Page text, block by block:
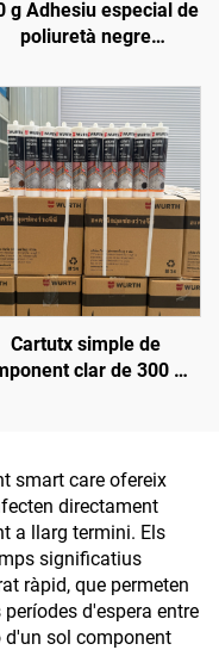
g Adhesiu especial de
poliuretà negre
cotxe, reparació de
en claraboïgues
caixa, goma per a
del davant
Cartutx simple de
clar de 300 ml,
smart care ofereix
directament
a llarg termini. Els
significatius
ràpid, que permeten
d'espera entre
sol component